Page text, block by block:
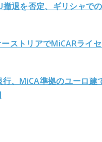
撤退を否定、ギリシャで
ストリアでMiCARライ
、MiCA準拠のユーロ